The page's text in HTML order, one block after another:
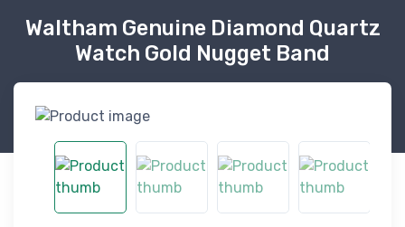
Waltham Genuine Diamond Quartz
Watch Gold Nugget Band